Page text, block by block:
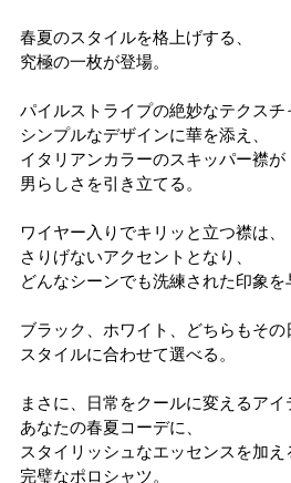
春夏のスタイルを格上げする、
究極の一枚が登場。
パイルストライプの絶妙なテクスチ
シンプルなデザインに華を添え、
イタリアンカラーのスキッパー襟が
男らしさを引き立てる。
ワイヤー入りでキリッと立つ襟は、
さりげないアクセントとなり、
どんなシーンでも洗練された印象を
ブラック、ホワイト、どちらもその
スタイルに合わせて選べる。
まさに、日常をクールに変えるアイ
あなたの春夏コーデに、
スタイリッシュなエッセンスを加え
完璧なポロシャツ。